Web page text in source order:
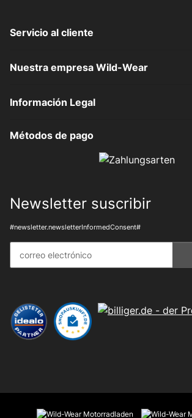
Servicio al cliente
Nuestra empresa Wild-Wear
Información Legal
Métodos de pago
Newsletter suscribir
#newsletter.newsletterInformedConsent#